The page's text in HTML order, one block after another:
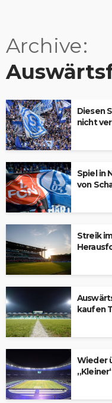
Archive
Diesen
nicht
Spiel in
von
Streik
kaufen
Wieder